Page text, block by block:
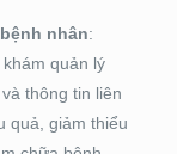
nhân:
quản lý
thông tin liên
quả, giảm thiểu